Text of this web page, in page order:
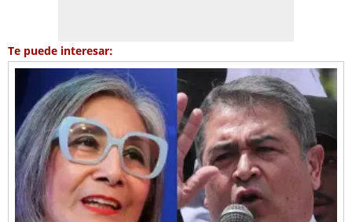
Te puede interesar: